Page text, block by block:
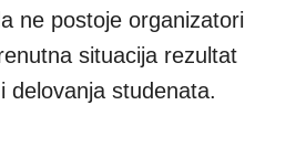
ne postoje organizatori
situacija rezultat
delovanja studenata.